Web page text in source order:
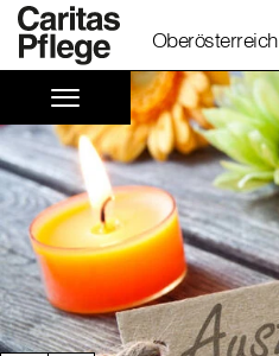
Oberösterreich